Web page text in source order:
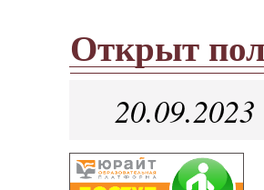
Открыт
20.09.2023